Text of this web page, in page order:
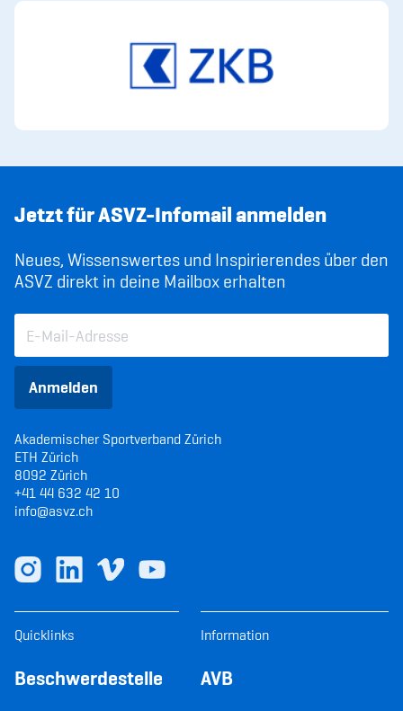
Jetzt für ASVZ-Infomail anmelden
Neues, Wissenswertes und Inspirierendes über den
ASVZ direkt in deine Mailbox erhalten
Anmelden
Akademischer Sportverband Zürich
ETH Zürich
8092 Zürich
+41 44 632 42 10
info@asvz.ch
Quicklinks
Beschwerdestelle
Information
AVB